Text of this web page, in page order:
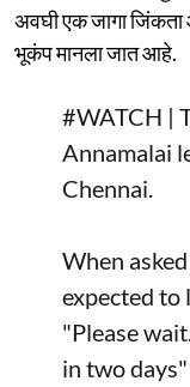
अवघी एक जागा जिंकता
भूकंप मानला जात आहे.
#WATCH |
Annamalai
Chennai.
When
expected to
"Please
in two days"